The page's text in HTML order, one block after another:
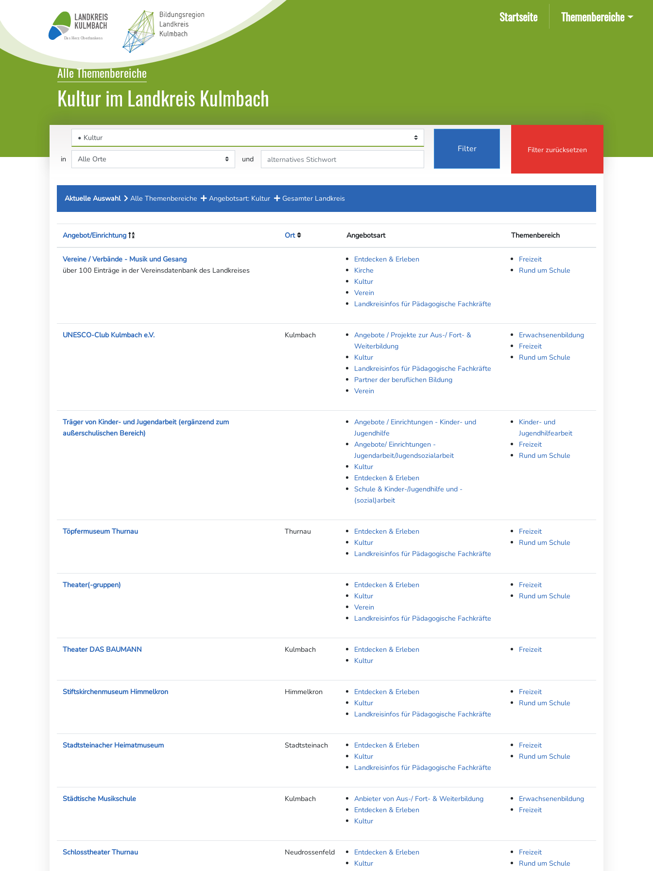
Bildungsatlas Landkreis Kulmbach Startseite(current)Themenbereiche
Alle Themenbereiche
Kultur im Landkreis Kulmbach
Themenbereich
in Ort und Stichwort
Filter Filter zurücksetzen
Aktuelle Auswahl Alle Themenbereiche Angebotsart: Kultur Gesamter Landkreis
Angebot/Einrichtung Ort Angebotsart Themenbereich
Vereine / Verbände - Musik und Gesang
über 100 Einträge in der Vereinsdatenbank des Landkreises
Entdecken & Erleben
Kirche
Kultur
Verein
Landkreisinfos für Pädagogische Fachkräfte
Freizeit
Rund um Schule
UNESCO-Club Kulmbach e.V. Kulmbach
Angebote / Projekte zur Aus-/ Fort- &
Weiterbildung
Kultur
Landkreisinfos für Pädagogische Fachkräfte
Partner der beruflichen Bildung
Verein
Erwachsenenbildung
Freizeit
Rund um Schule
Träger von Kinder- und Jugendarbeit (ergänzend zum
außerschulischen Bereich)
Angebote / Einrichtungen - Kinder- und
Jugendhilfe
Angebote/ Einrichtungen -
Jugendarbeit/Jugendsozialarbeit
Kultur
Entdecken & Erleben
Schule & Kinder-/Jugendhilfe und -
(sozial)arbeit
Kinder- und
Jugendhilfearbeit
Freizeit
Rund um Schule
Töpfermuseum Thurnau Thurnau
Entdecken & Erleben
Kultur
Landkreisinfos für Pädagogische Fachkräfte
Freizeit
Rund um Schule
Theater(-gruppen)
Entdecken & Erleben
Kultur
Verein
Landkreisinfos für Pädagogische Fachkräfte
Freizeit
Rund um Schule
Theater DAS BAUMANN Kulmbach
Entdecken & Erleben
Kultur
Freizeit
Stiftskirchenmuseum Himmelkron Himmelkron
Entdecken & Erleben
Kultur
Landkreisinfos für Pädagogische Fachkräfte
Freizeit
Rund um Schule
Stadtsteinacher Heimatmuseum Stadtsteinach
Entdecken & Erleben
Kultur
Landkreisinfos für Pädagogische Fachkräfte
Freizeit
Rund um Schule
Städtische Musikschule Kulmbach
Anbieter von Aus-/ Fort- & Weiterbildung
Entdecken & Erleben
Kultur
Erwachsenenbildung
Freizeit
Schlosstheater Thurnau Neudrossenfeld
Entdecken & Erleben
Kultur
Freizeit
Rund um Schule